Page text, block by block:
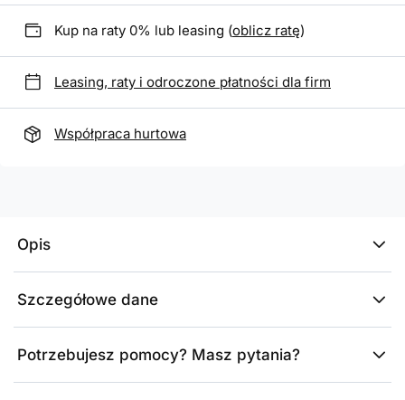
Kup na raty 0% lub leasing (oblicz ratę)
Leasing, raty i odroczone płatności dla firm
Współpraca hurtowa
Opis
Szczegółowe dane
Potrzebujesz pomocy? Masz pytania?